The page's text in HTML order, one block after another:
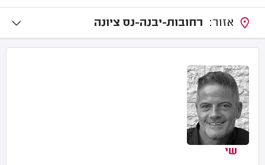
רחובות-יבנה-נס ציונה
שי